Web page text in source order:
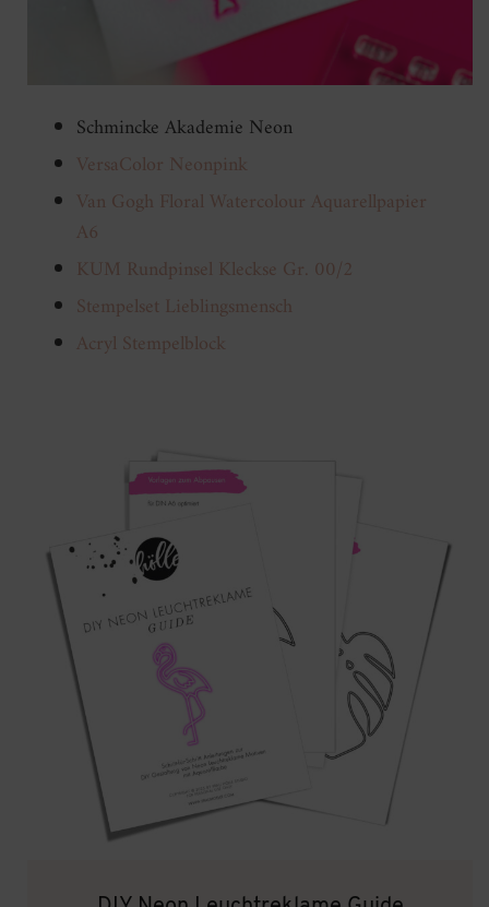
Schmincke Akademie Neon
VersaColor Neonpink
Van Gogh Floral Watercolour Aquarellpapier
A6
KUM Rundpinsel Kleckse Gr. 00/2
Stempelset Lieblingsmensch
Acryl Stempelblock